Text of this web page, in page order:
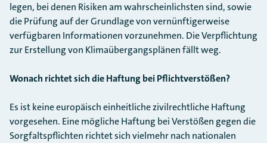
legen, bei denen Risiken am wahrscheinlichsten sind, sowie
die Prüfung auf der Grundlage von vernünftigerweise
verfügbaren Informationen vorzunehmen. Die Verpflichtung
zur Erstellung von Klimaübergangsplänen fällt weg.
Wonach richtet sich die Haftung bei Pflichtverstößen?
Es ist keine europäisch einheitliche zivilrechtliche Haftung
vorgesehen. Eine mögliche Haftung bei Verstößen gegen die
Sorgfaltspflichten richtet sich vielmehr nach nationalen